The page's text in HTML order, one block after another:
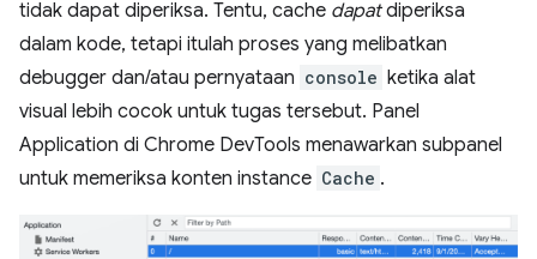
tidak dapat diperiksa. Tentu, cache dapatdiperiksa
dalam kode, tetapi itulah proses yang melibatkan
debugger dan/atau pernyataan console ketika alat
visual lebih cocok untuk tugas tersebut. Panel
Application di Chrome DevTools menawarkan subpanel
untuk memeriksa konten instance Cache .